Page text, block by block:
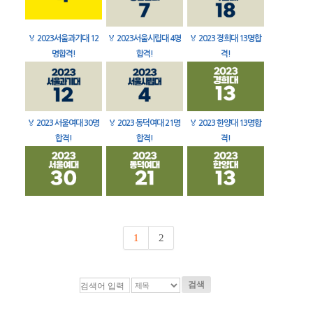
🏅 2023서울과기대 12
명합격!
🏅 2023서울시립대 4명
합격!
🏅 2023 경희대 13명합
격!
🏅 2023 서울여대 30명
합격!
🏅 2023 동덕여대 21명
합격!
🏅 2023 한양대 13명합
격!
1 2
검색